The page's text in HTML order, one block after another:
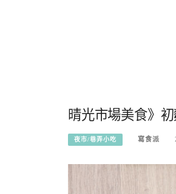
晴光市場美食》
夜市/巷弄小吃 寫食派